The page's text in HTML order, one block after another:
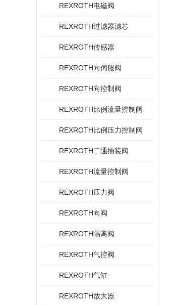
REXROTH电磁阀
REXROTH过滤器滤芯
REXROTH传感器
REXROTH向伺服阀
REXROTH向控制阀
REXROTH比例流量控制阀
REXROTH比例压力控制阀
REXROTH二通插装阀
REXROTH流量控制阀
REXROTH压力阀
REXROTH向阀
REXROTH隔离阀
REXROTH气控阀
REXROTH气缸
REXROTH放大器